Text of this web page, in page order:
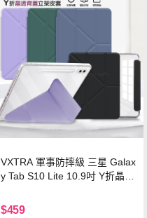
VXTRA 軍事防摔級 三星 Galax
y Tab S10 Lite 10.9吋 Y折晶透
$459